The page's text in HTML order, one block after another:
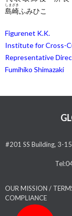
島崎
しまざき
ふみひこ
Figurenet K.K.
Institute for Cross-
Representative
Fumihiko Shimazaki
#201 SS Building, 3-
OUR MISSION /
COMPLIANCE